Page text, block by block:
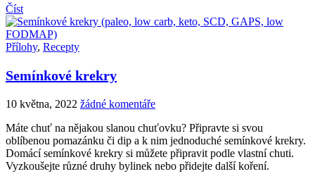
Číst
Přílohy, Recepty
Semínkové krekry
10 května, 2022 žádné komentáře
Máte chuť na nějakou slanou chuťovku? Připravte si svou
oblíbenou pomazánku či dip a k nim jednoduché semínkové krekry.
Domácí semínkové krekry si můžete připravit podle vlastní chuti.
Vyzkoušejte různé druhy bylinek nebo přidejte další koření.